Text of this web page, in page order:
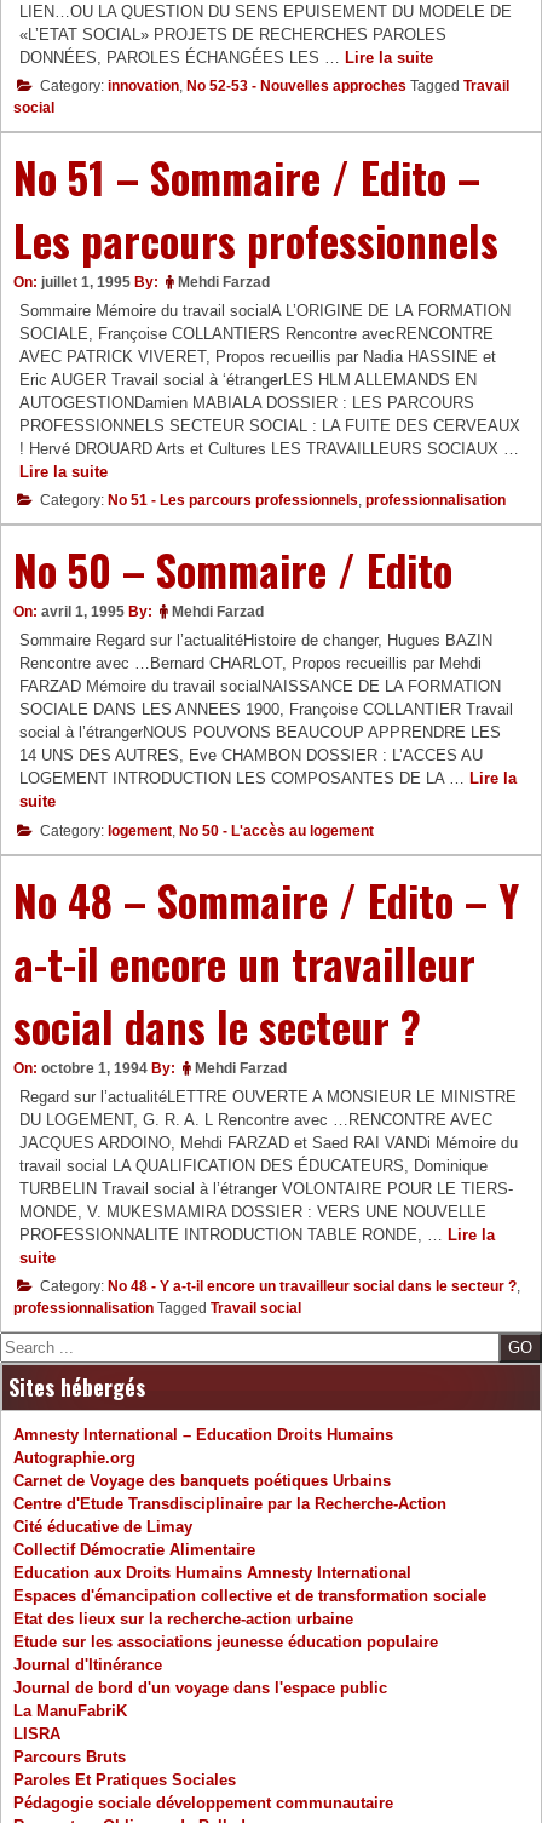
LIEN…OU LA QUESTION DU SENS EPUISEMENT DU MODELE DE
«L’ETAT SOCIAL» PROJETS DE RECHERCHES PAROLES
DONNÉES, PAROLES ÉCHANGÉES LES … Lire la suiteNo
52-
/
Edito
Nouvelles
approches
Category: innovation, No 52-53 - Nouvelles approches Tagged Travail
social
No 51 – Sommaire / Edito –
Les parcours professionnels
On: juillet 1, 1995 By: Mehdi Farzad
Sommaire Mémoire du travail socialA L’ORIGINE DE LA FORMATION
SOCIALE, Françoise COLLANTIERS Rencontre avecRENCONTRE
AVEC PATRICK VIVERET, Propos recueillis par Nadia HASSINE et
Eric AUGER Travail social à ‘étrangerLES HLM ALLEMANDS EN
AUTOGESTIONDamien MABIALA DOSSIER : LES PARCOURS
PROFESSIONNELS SECTEUR SOCIAL : LA FUITE DES CERVEAUX
! Hervé DROUARD Arts et Cultures LES TRAVAILLEURS SOCIAUX …
Lire la suiteNo
51
/
Edito
–
parcours
professionnels
Category: No 51 - Les parcours professionnels, professionnalisation
No 50 – Sommaire / Edito
On: avril 1, 1995 By: Mehdi Farzad
Sommaire Regard sur l’actualitéHistoire de changer, Hugues BAZIN
Rencontre avec …Bernard CHARLOT, Propos recueillis par Mehdi
FARZAD Mémoire du travail socialNAISSANCE DE LA FORMATION
SOCIALE DANS LES ANNEES 1900, Françoise COLLANTIER Travail
social à l’étrangerNOUS POUVONS BEAUCOUP APPRENDRE LES
14 UNS DES AUTRES, Eve CHAMBON DOSSIER : L’ACCES AU
LOGEMENT INTRODUCTION LES COMPOSANTES DE LA … Lire la
suiteNo
50
Edito
Category: logement No 50 - L'accès au logement
No 48 – Sommaire / Edito – Y
a-t-il encore un travailleur
social dans le secteur ?
On: octobre 1, 1994 By: Mehdi Farzad
Regard sur l’actualitéLETTRE OUVERTE A MONSIEUR LE MINISTRE
DU LOGEMENT, G. R. A. L Rencontre avec …RENCONTRE AVEC
JACQUES ARDOINO, Mehdi FARZAD et Saed RAI VANDi Mémoire du
travail social LA QUALIFICATION DES ÉDUCATEURS, Dominique
TURBELIN Travail social à l’étranger VOLONTAIRE POUR LE TIERS-
MONDE, V. MUKESMAMIRA DOSSIER : VERS UNE NOUVELLE
PROFESSIONNALITE INTRODUCTION TABLE RONDE, …Lire la
suiteNo
48
–
Edito
–
Y
a-
t-
il
encore
un
travailleur
social
dans
le
secteur
?
Category: No 48 - Y a-t-il encore un travailleur social dans le secteur ?,
professionnalisation Tagged Travail social
Search
Sites hébergés
Amnesty International – Education Droits Humains
Autographie.org
Carnet de Voyage des banquets poétiques Urbains
Centre d'Etude Transdisciplinaire par la Recherche-Action
Cité éducative de Limay
Collectif Démocratie Alimentaire
Education aux Droits Humains Amnesty International
Espaces d'émancipation collective et de transformation sociale
Etat des lieux sur la recherche-action urbaine
Etude sur les associations jeunesse éducation populaire
Journal d'Itinérance
Journal de bord d'un voyage dans l'espace public
La ManuFabriK
LISRA
Parcours Bruts
Paroles Et Pratiques Sociales
Pédagogie sociale développement communautaire